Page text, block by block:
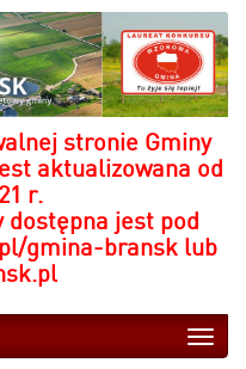
stronie Gminy
aktualizowana od
r.
jest pod
gmina-bransklub
Toggle